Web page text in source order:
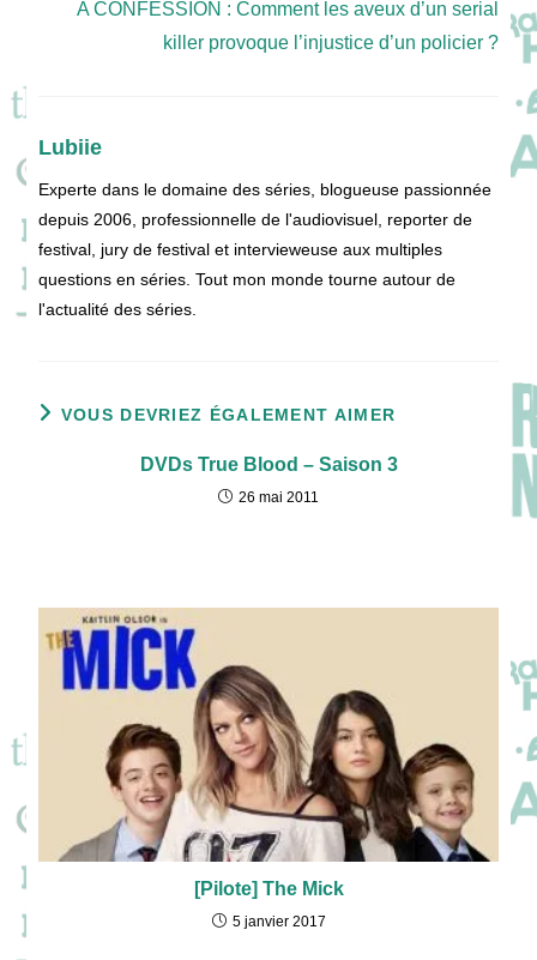
A CONFESSION : Comment les aveux d’un serial
killer provoque l’injustice d’un policier ?
Lubiie
Experte dans le domaine des séries, blogueuse passionnée
depuis 2006, professionnelle de l'audiovisuel, reporter de
festival, jury de festival et intervieweuse aux multiples
questions en séries. Tout mon monde tourne autour de
l'actualité des séries.
VOUS DEVRIEZ ÉGALEMENT AIMER
DVDs True Blood – Saison 3
26 mai 2011
[Pilote] The Mick
5 janvier 2017